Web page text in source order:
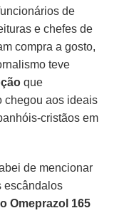
de
e chefes de
compra a gosto,
teve
que
chegou aos ideais
cristãos em
de mencionar
escândalos
Omeprazol 165